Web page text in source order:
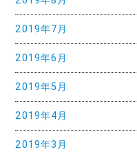
2019年7月
2019年6月
2019年5月
2019年4月
2019年3月